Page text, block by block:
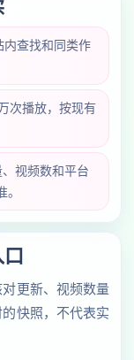
内查找和同类作
次播放，按现有
视频数和平台
更新、视频数量
快照，不代表实